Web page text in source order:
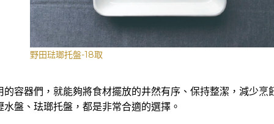
野田琺瑯托盤-18取
容器們，就能夠將食材擺放的井然有序、保持整潔，減少烹
盤、珐瑯托盤，都是非常合適的選擇。